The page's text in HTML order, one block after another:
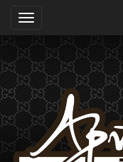
Toggle
navigation